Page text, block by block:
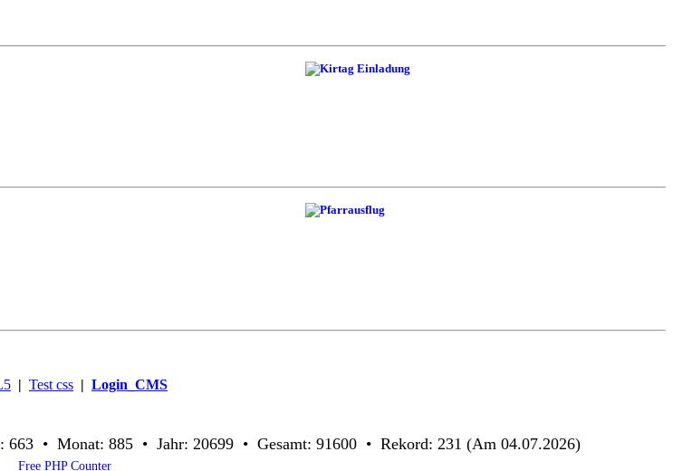
| Test css | Login_CMS
• Monat: 885 • Jahr: 20699 • Gesamt: 91600 • Rekord: 231 (Am 04.07.2026)
Free PHP Counter